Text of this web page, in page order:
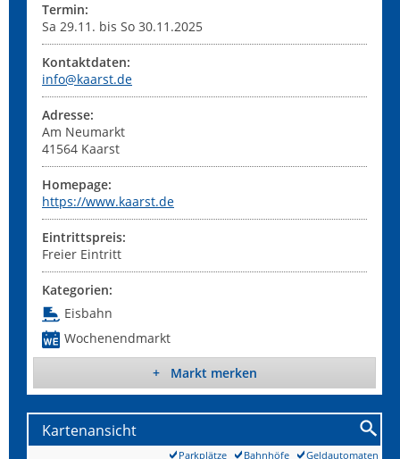
Termin:
Sa 29.11. bis So 30.11.2025
Kontaktdaten:
info@kaarst.de
Adresse:
Am Neumarkt
41564 Kaarst
Homepage:
https://www.kaarst.de
Eintrittspreis:
Freier Eintritt
Kategorien:
Eisbahn
Wochenendmarkt
+ Markt merken
Kartenansicht
Geldautomaten
Bahnhöfe
Parkplätze